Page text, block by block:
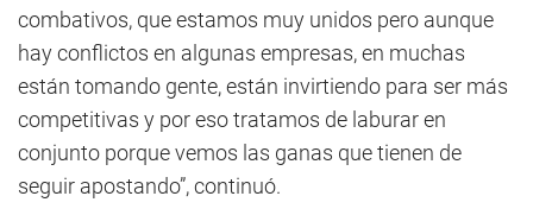
combativos, que estamos muy unidos pero aunque
hay conflictos en algunas empresas, en muchas
están tomando gente, están invirtiendo para ser más
competitivas y por eso tratamos de laburar en
conjunto porque vemos las ganas que tienen de
seguir apostando”, continuó.